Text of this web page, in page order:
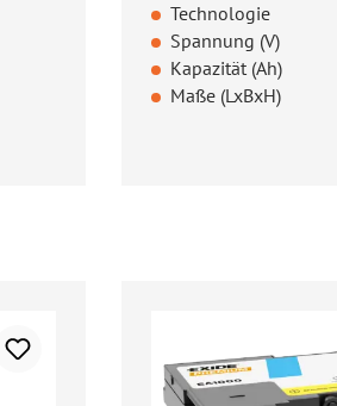
Technologie
Spannung (V)
Kapazität (Ah)
Maße (LxBxH)